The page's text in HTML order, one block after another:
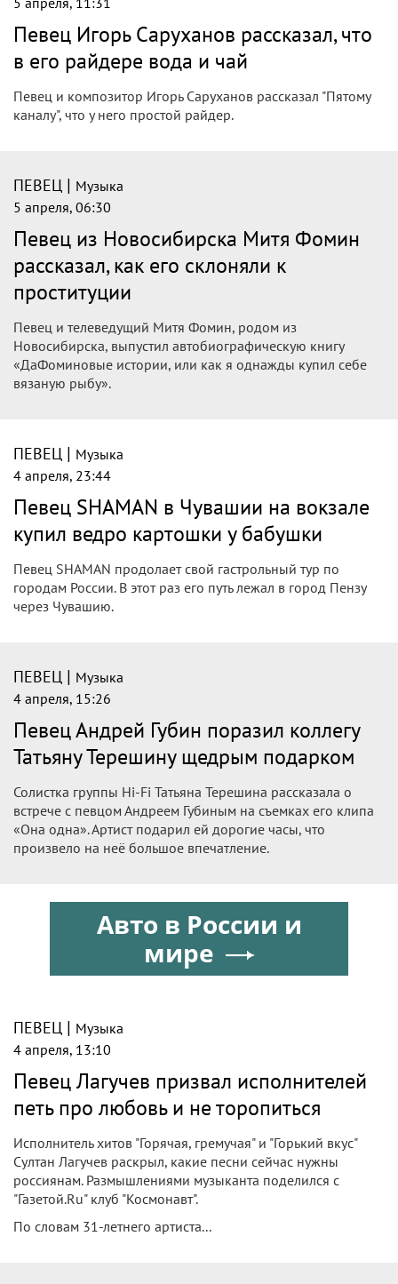
Певец Игорь Саруханов рассказал, что
в его райдере вода и чай
Певец и композитор Игорь Саруханов рассказал "Пятому
каналу", что у него простой райдер.
ПЕВЕЦ | Музыка
5 апреля, 06:30
Певец из Новосибирска Митя Фомин
рассказал, как его склоняли к
проституции
Певец и телеведущий Митя Фомин, родом из
Новосибирска, выпустил автобиографическую книгу
«ДаФоминовые истории, или как я однажды купил себе
вязаную рыбу».
ПЕВЕЦ | Музыка
4 апреля, 23:44
Певец SHAMAN в Чувашии на вокзале
купил ведро картошки у бабушки
Певец SHAMAN продолает свой гастрольный тур по
городам России. В этот раз его путь лежал в город Пензу
через Чувашию.
ПЕВЕЦ | Музыка
4 апреля, 15:26
Певец Андрей Губин поразил коллегу
Татьяну Терешину щедрым подарком
Солистка группы Hi-Fi Татьяна Терешина рассказала о
встрече с певцом Андреем Губиным на съемках его клипа
«Она одна». Артист подарил ей дорогие часы, что
произвело на неё большое впечатление.
ПЕВЕЦ | Музыка
4 апреля, 13:10
Певец Лагучев призвал исполнителей
петь про любовь и не торопиться
Исполнитель хитов "Горячая, гремучая" и "Горький вкус"
Султан Лагучев раскрыл, какие песни сейчас нужны
россиянам. Размышлениями музыканта поделился с
"Газетой.Ru" клуб "Космонавт".
По словам 31-летнего артиста...
Авто в России и
мире